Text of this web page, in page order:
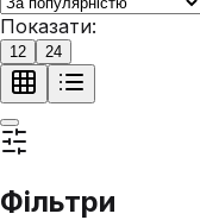
Показати:
12 24
Фільтри